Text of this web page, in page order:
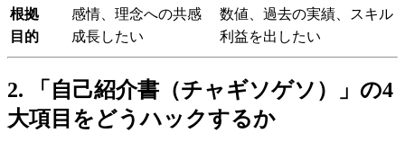
根拠
感情、理念への共感
数値、過去の実績、スキル
目的
成長したい 利益を出したい
2. 「自己紹介書（チャギソゲソ）」の4
大項目をどうハックするか